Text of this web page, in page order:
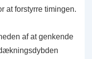
at forstyrre timingen.
af at genkende